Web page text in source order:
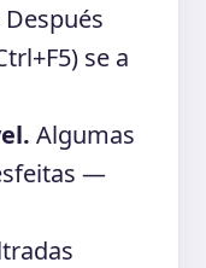
Después
se a
Algumas
—